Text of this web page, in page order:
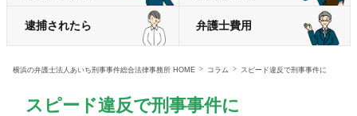
逮捕されたら 弁護士費用
横浜の弁護士法人あいち刑事事件総合法律事務所 HOME コラム スピード違反で刑事事件に
スピード違反で刑事事件に